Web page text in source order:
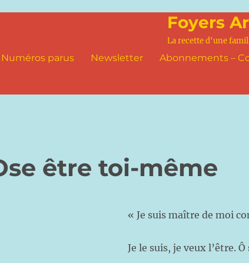
Foyers
La recette d'une
Numéros parus Newsletter Abonnements –
être toi-même
« Je suis maître de moi
Je le suis, je veux l’être.